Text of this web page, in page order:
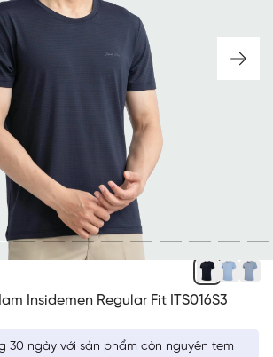
Insidemen Regular Fit ITS016S3
30 ngày với sản phẩm còn nguyên tem